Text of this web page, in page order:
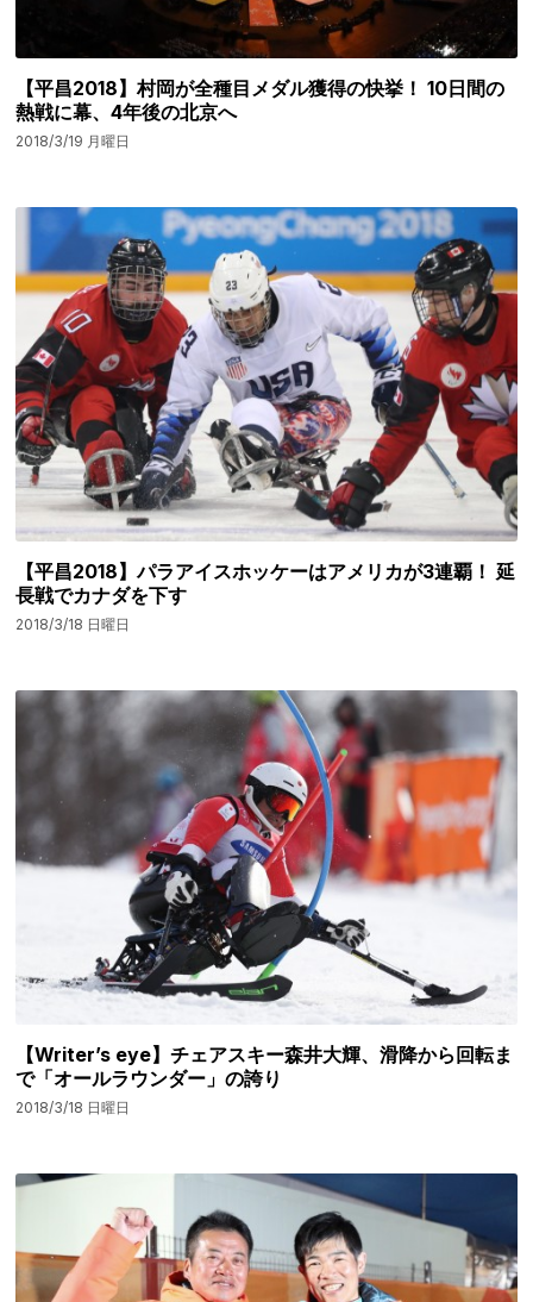
【平昌2018】村岡が全種目メダル獲得の快挙！ 10日間の
熱戦に幕、4年後の北京へ
2018/3/19 月曜日
【平昌2018】パラアイスホッケーはアメリカが3連覇！ 延
長戦でカナダを下す
2018/3/18 日曜日
【Writer’s eye】チェアスキー森井大輝、滑降から回転ま
で「オールラウンダー」の誇り
2018/3/18 日曜日